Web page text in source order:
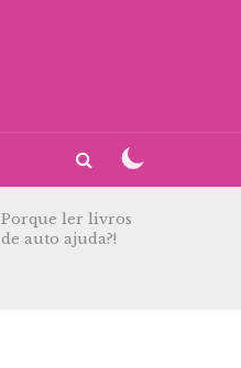
Porque ler livros
de auto ajuda?!